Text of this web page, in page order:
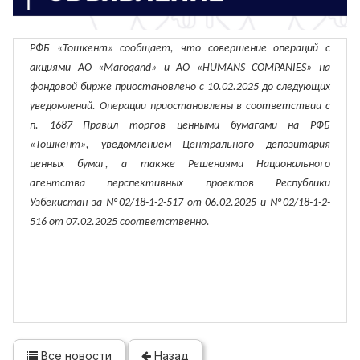
РФБ «Тошкент» сообщает, что совершение операций с
акциями АО «Maroqand» и АО «HUMANS COMPANIES» на
фондовой бирже приостановлено с 10.02.2025 до следующих
уведомлений. Операции приостановлены в соответствии с
п. 1687 Правил торгов ценными бумагами на РФБ
«Тошкент», уведомлением Центрального депозитария
ценных бумаг, а также Решениями Национального
агентства перспективных проектов Республики
Узбекистан за №02/18-1-2-517 от 06.02.2025 и №02/18-1-2-
516 от 07.02.2025 соответственно.
Все новости Назад